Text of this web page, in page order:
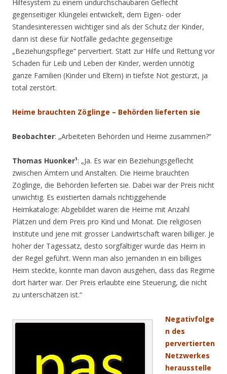
Hilfesystem zu einem undurchschaubaren Geflecht
gegenseitiger Klüngelei entwickelt, dem Eigen- oder
Standesinteressen wichtiger sind als der Schutz der Kinder,
dann ist diese für Notfälle gedachte gegenseitige
„Beziehungspflege“ pervertiert. Statt zur Hilfe und Rettung vor
Schaden für Leib und Leben der Kinder, werden unnötig
ganze Familien (Kinder und Eltern) in tiefste Not gestürzt, ja
total zerstört.
Heime brauchten Zöglinge – Behörden lieferten sie
Beobachter: „Arbeiteten Behörden und Heime zusammen?“
Thomas Huonker¹: „Ja. Es war ein Beziehungsgeflecht
zwischen Ämtern und Anstalten. Die Hei­me brauch­ten
Zöglinge, die Behörden lieferten sie. Dabei war der Preis nicht
unwichtig. Es existierten damals richtiggehende
Heimkataloge: Abgebildet waren die Heime mit Anzahl
Plätzen und dem Preis pro Kind und Monat. Die religiösen
Institute und jene mit grosser Landwirtschaft waren billiger. Je
höher der Tagessatz, desto sorgfältiger wurde das Heim in
der Regel geführt. Wenn man also jemanden in ein billiges
Heim steckte, konnte man davon ausgehen, dass das Regime
dort härter war. Der Preis erlaubte eine Steuerung, die nicht
zu unterschätzen ist.“
Negativfolge
n des
pervertierten
Netzwerkes
herausstelle